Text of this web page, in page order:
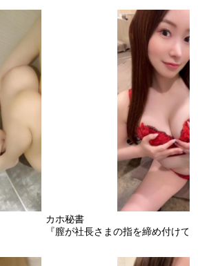
カホ秘書
『膣が社長さまの指を締め付けて